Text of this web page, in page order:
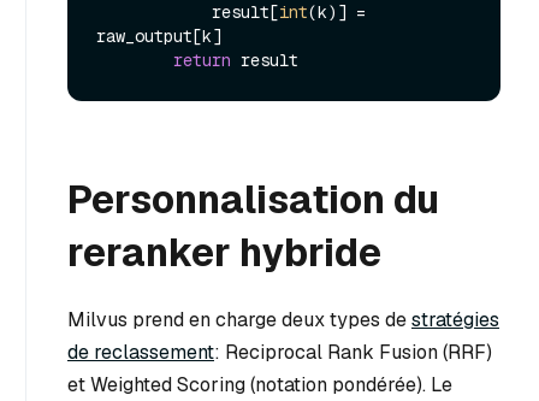
            result[
int(k)] =
raw_output[k]
return
Personnalisation du
reranker hybride
Milvus prend en charge deux types destratégies
de reclassement: Reciprocal Rank Fusion (RRF)
et Weighted Scoring (notation pondérée). Le